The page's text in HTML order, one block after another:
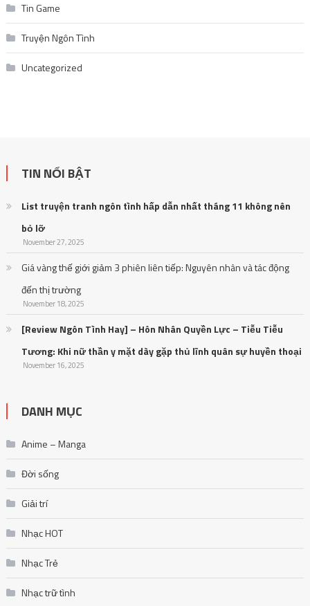
Tin Game
Truyện Ngôn Tình
Uncategorized
TIN NỔI BẬT
List truyện tranh ngôn tình hấp dẫn nhất tháng 11 không nên
bỏ lỡ
November 27, 2025
Giá vàng thế giới giảm 3 phiên liên tiếp: Nguyên nhân và tác động
đến thị trường
November 18, 2025
[Review Ngôn Tình Hay] – Hôn Nhân Quyền Lực – Tiễu Tiễu
Tương: Khi nữ thần y mặt dày gặp thủ lĩnh quân sự huyền thoại
November 16, 2025
DANH MỤC
Anime – Manga
Đời sống
Giải trí
Nhạc HOT
Nhạc Trẻ
Nhạc trữ tình